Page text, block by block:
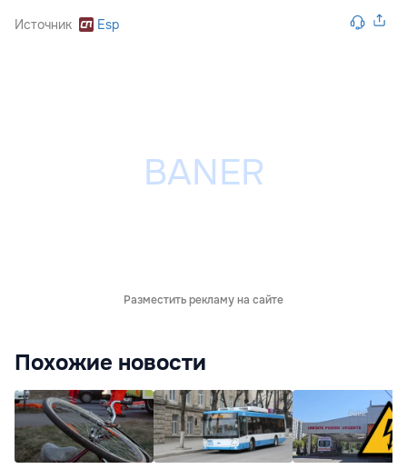
Источник Esp
Разместить рекламу на сайте
Похожие новости